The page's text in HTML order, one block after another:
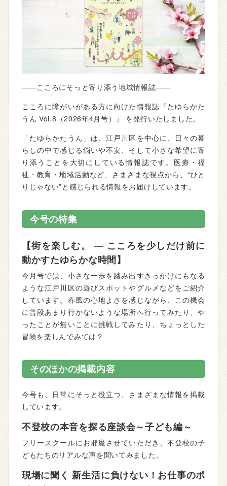
——こころにそっと寄り添う地域情報誌——
こころに障がいがある方に向けた情報誌『たゆらかた
うん Vol.8（2026年4月号）』 を発行いたしました。
「たゆらかたうん」は、江戸川区を中心に、日々の暮
らしの中で感じる悩いや不安、そして小さな希望に寄
り添うことを大切にしている情報誌です。医療・福
祉・教育・地域活動など、さまざまな視点から、“ひと
りじゃない”と感じられる情報をお届けしています。
今号の特集
【街を楽しむ。 ― こころを少しだけ前に
動かすたゆらかな時間】
今月号では、小さな一歩を踏み出すきっかけにもなる
ような江戸川区の遊びスポットやグルメなどをご紹介
しています。春風の心地よさを感じながら、この機会
に普段あまり行かないような場所へ行ってみたり、や
ったことが無いことに挑戦してみたり、ちょっとした
冒険を楽しんでみては？
そのほかの掲載内容
今号も、日常にそっと役立つ、さまざまな情報を掲載
しています。
不登校の本音を探る座談会～子ども編～
フリースクールにお邪魔させていただき、不登校の子
どもたちのリアルな声を聞いてみました。
現場に聞く 新生活に負けない！お仕事のポ